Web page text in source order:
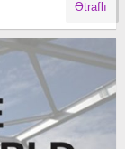
Ətraflı